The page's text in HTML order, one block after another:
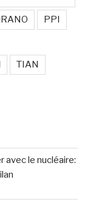
PPI
TIAN
avec le nucléaire: